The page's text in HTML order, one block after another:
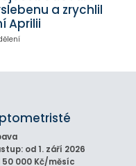
a zrychlil
Aprilii
od 1. září 2026
50 000 Kč/měsíc